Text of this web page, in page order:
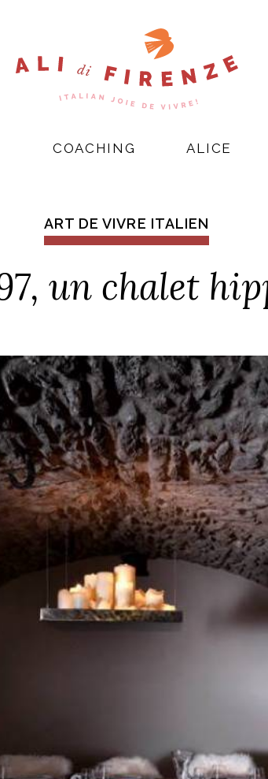
COACHING ALICE
ART DE VIVRE ITALIEN
un chalet